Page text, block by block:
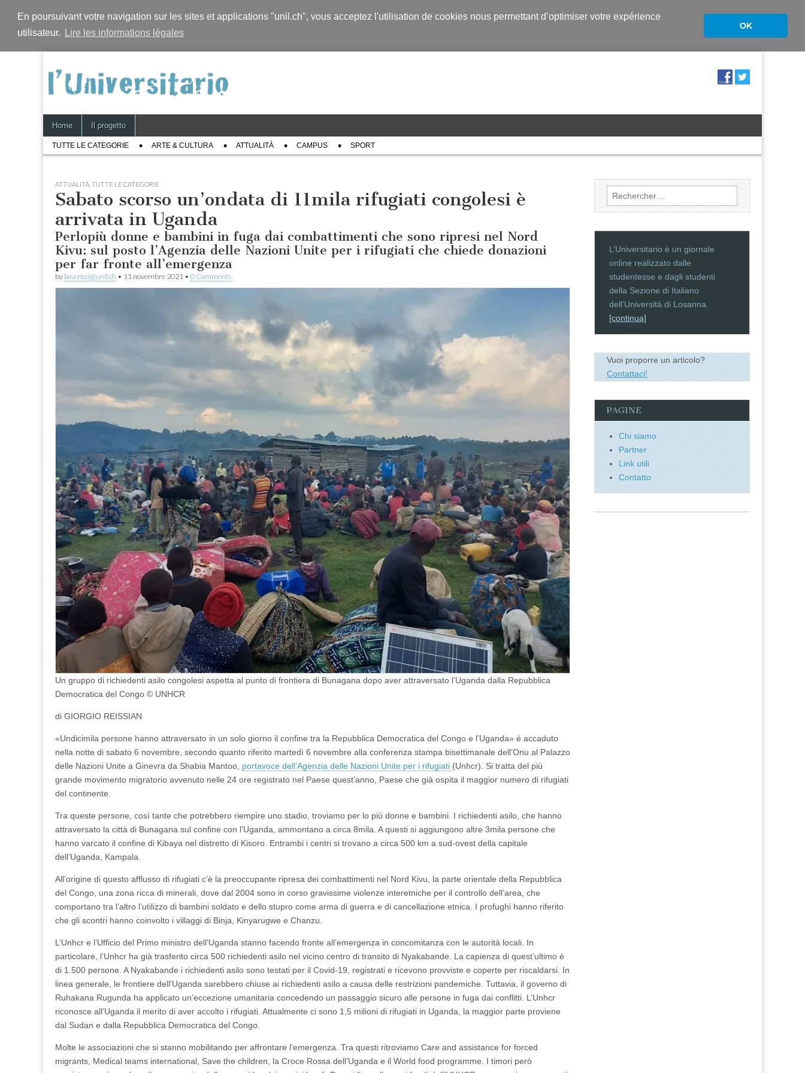
En poursuivant votre navigation sur les sites et applications "unil.ch", vous acceptez l'utilisation de cookies nous permettant d’optimiser votre expérience
utilisateur.
Lire les informations légales
OK
Main
menu
Skip
content
Home Il progetto
Sub
menu
TUTTE LE CATEGORIE ARTE & CULTURA ATTUALITÀ CAMPUS SPORT
ATTUALITÀ TUTTE LE CATEGORIE
Sabato scorso un’ondata di 11mila rifugiati congolesi è
arrivata in Uganda
Perlopiù donne e bambini in fuga dai combattimenti che sono ripresi nel Nord
Kivu: sul posto l’Agenzia delle Nazioni Unite per i rifugiati che chiede donazioni
per far fronte all’emergenza
by lara.ricci@unil.ch • 11 novembre 2021 • 0 Comments
Un gruppo di richiedenti asilo congolesi aspetta al punto di frontiera di Bunagana dopo aver attraversato l’Uganda dalla Repubblica
Democratica del Congo © UNHCR
di GIORGIO REISSIAN
«Undicimila persone hanno attraversato in un solo giorno il confine tra la Repubblica Democratica del Congo e l’Uganda» è accaduto
nella notte di sabato 6 novembre, secondo quanto riferito martedì 6 novembre alla conferenza stampa bisettimanale dell’Onu al Palazzo
delle Nazioni Unite a Ginevra da Shabia Mantoo, portavoce dell’Agenzia delle Nazioni Unite per i rifugiati (Unhcr). Si tratta del più
grande movimento migratorio avvenuto nelle 24 ore registrato nel Paese quest’anno, Paese che già ospita il maggior numero di rifugiati
del continente.
Tra queste persone, così tante che potrebbero riempire uno stadio, troviamo per lo più donne e bambini. I richiedenti asilo, che hanno
attraversato la città di Bunagana sul confine con l’Uganda, ammontano a circa 8mila. A questi si aggiungono altre 3mila persone che
hanno varcato il confine di Kibaya nel distretto di Kisoro. Entrambi i centri si trovano a circa 500 km a sud-ovest della capitale
dell’Uganda, Kampala.
All’origine di questo afflusso di rifugiati c’è la preoccupante ripresa dei combattimenti nel Nord Kivu, la parte orientale della Repubblica
del Congo, una zona ricca di minerali, dove dal 2004 sono in corso gravissime violenze interetniche per il controllo dell’area, che
comportano tra l’altro l’utilizzo di bambini soldato e dello stupro come arma di guerra e di cancellazione etnica. I profughi hanno riferito
che gli scontri hanno coinvolto i villaggi di Binja, Kinyarugwe e Chanzu.
L’Unhcr e l’Ufficio del Primo ministro dell’Uganda stanno facendo fronte all’emergenza in concomitanza con le autorità locali. In
particolare, l’Unhcr ha già trasferito circa 500 richiedenti asilo nel vicino centro di transito di Nyakabande. La capienza di quest’ultimo è
di 1.500 persone. A Nyakabande i richiedenti asilo sono testati per il Covid-19, registrati e ricevono provviste e coperte per riscaldarsi. In
linea generale, le frontiere dell’Uganda sarebbero chiuse ai richiedenti asilo a causa delle restrizioni pandemiche. Tuttavia, il governo di
Ruhakana Rugunda ha applicato un’eccezione umanitaria concedendo un passaggio sicuro alle persone in fuga dai conflitti. L’Unhcr
riconosce all’Uganda il merito di aver accolto i rifugiati. Attualmente ci sono 1,5 milioni di rifugiati in Uganda, la maggior parte proviene
dal Sudan e dalla Repubblica Democratica del Congo.
Molte le associazioni che si stanno mobilitando per affrontare l’emergenza. Tra questi ritroviamo Care and assistance for forced
migrants, Medical teams international, Save the children, la Croce Rossa dell’Uganda e il World food programme. I timori però
Rechercher :
L’Universitario è un giornale
online realizzato dalle
studentesse e dagli studenti
della Sezione di Italiano
dell’Università di Losanna.
[continua]
Vuoi proporre un articolo?
Contattaci!
PAGINE
Chi siamo
Partner
Link utili
Contatto